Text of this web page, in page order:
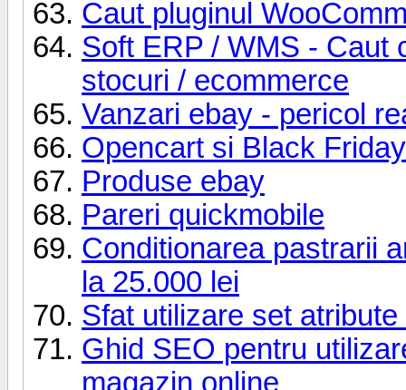
Caut pluginul
Soft ERP / WMS - Caut
stocuri / ecommerce
Vanzari ebay - pericol
Opencart si Black Friday
Produse ebay
Pareri quickmobile
Conditionarea pastrarii
la 25.000 lei
Sfat utilizare set
Ghid SEO pentru
magazin online